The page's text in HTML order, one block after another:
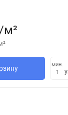
м²
мин.
1